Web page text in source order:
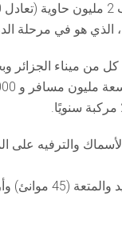
الذي هو في مرحلة
من ميناء الجزائر
والترفيه